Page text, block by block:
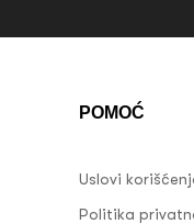
POMOĆ
Uslovi
Politika